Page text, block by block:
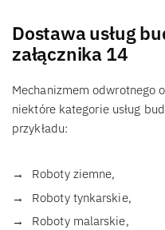
Dostawa usług
załącznika 14
Mechanizmem odwrotnego
niektóre kategorie usług
przykładu:
Roboty ziemne,
Roboty tynkarskie,
Roboty malarskie,